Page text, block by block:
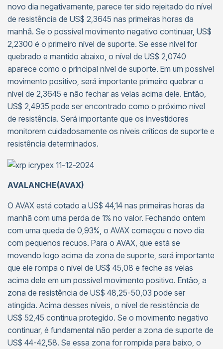
novo dia negativamente, parece ter sido rejeitado do nível
de resistência de US$ 2,3645 nas primeiras horas da
manhã. Se o possível movimento negativo continuar, US$
2,2300 é o primeiro nível de suporte. Se esse nível for
quebrado e mantido abaixo, o nível de US$ 2,0740
aparece como o principal nível de suporte. Em um possível
movimento positivo, será importante primeiro quebrar o
nível de 2,3645 e não fechar as velas acima dele. Então,
US$ 2,4935 pode ser encontrado como o próximo nível
de resistência. Será importante que os investidores
monitorem cuidadosamente os níveis críticos de suporte e
resistência determinados.
AVALANCHE(AVAX)
O AVAX está cotado a US$ 44,14 nas primeiras horas da
manhã com uma perda de 1% no valor. Fechando ontem
com uma queda de 0,93%, o AVAX começou o novo dia
com pequenos recuos. Para o AVAX, que está se
movendo logo acima da zona de suporte, será importante
que ele rompa o nível de US$ 45,08 e feche as velas
acima dele em um possível movimento positivo. Então, a
zona de resistência de US$ 48,25-50,03 pode ser
atingida. Acima desses níveis, o nível de resistência de
US$ 52,45 continua protegido. Se o movimento negativo
continuar, é fundamental não perder a zona de suporte de
US$ 44-42,58. Se essa zona for rompida para baixo, o